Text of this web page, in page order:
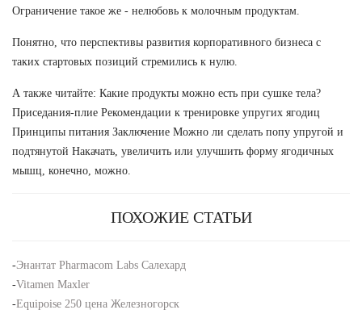
Ограничение такое же - нелюбовь к молочным продуктам.
Понятно, что перспективы развития корпоративного бизнеса с
таких стартовых позиций стремились к нулю.
А также читайте: Какие продукты можно есть при сушке тела?
Приседания-плие Рекомендации к тренировке упругих ягодиц
Принципы питания Заключение Можно ли сделать попу упругой и
подтянутой Накачать, увеличить или улучшить форму ягодичных
мышц, конечно, можно.
ПОХОЖИЕ СТАТЬИ
-Энантат Pharmacom Labs Салехард
-Vitamen Maxler
-Equipoise 250 цена Железногорск